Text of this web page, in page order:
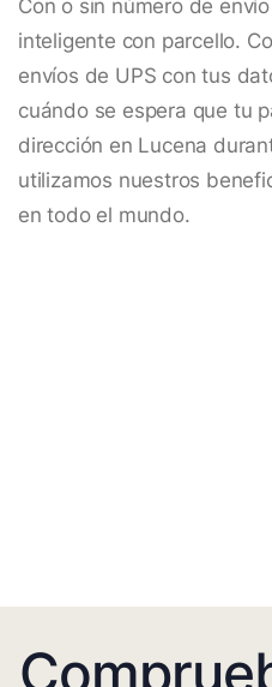
Con o sin número de
inteligente con parcello.
envíos de UPS con tus
cuándo se espera que tu
dirección en Lucena
utilizamos nuestros
en todo el mundo.